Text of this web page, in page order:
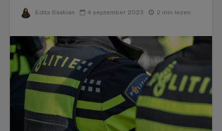
Edita Saakian 4 september 2023 2 min. lezen